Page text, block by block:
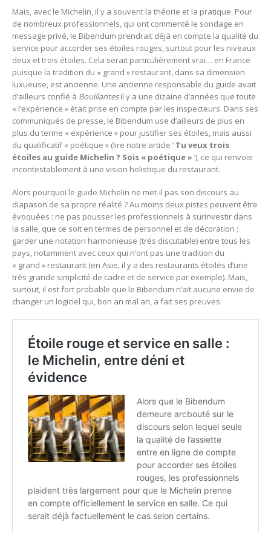
Mais, avec le Michelin, il y a souvent la théorie et la pratique. Pour
de nombreux professionnels, qui ont commenté le sondage en
message privé, le Bibendum prendrait déjà en compte la qualité du
service pour accorder ses étoiles rouges, surtout pour les niveaux
deux et trois étoiles. Cela serait particulièrement vrai… en France
puisque la tradition du « grand » restaurant, dans sa dimension
luxueuse, est ancienne. Une ancienne responsable du guide avait
d’ailleurs confié à Bouillantesil y a une dizaine d’années que toute
« l’expérience » était prise en compte par les inspecteurs. Dans ses
communiqués de presse, le Bibendum use d’ailleurs de plus en
plus du terme « expérience » pour justifier ses étoiles, mais aussi
du qualificatif « poétique » (lire notre article ‘ Tu veux trois
étoiles au guide Michelin ? Sois « poétique » ‘), ce qui renvoie
incontestablement à une vision holistique du restaurant.
Alors pourquoi le guide Michelin ne met-il pas son discours au
diapason de sa propre réalité ? Au moins deux pistes peuvent être
évoquées : ne pas pousser les professionnels à surinvestir dans
la salle, que ce soit en termes de personnel et de décoration ;
garder une notation harmonieuse (très discutable) entre tous les
pays, notamment avec ceux qui n’ont pas une tradition du
« grand » restaurant (en Asie, il y a des restaurants étoilés d’une
très grande simplicité de cadre et de service par exemple). Mais,
surtout, il est fort probable que le Bibendum n’ait aucune envie de
changer un logiciel qui, bon an mal an, a fait ses preuves.